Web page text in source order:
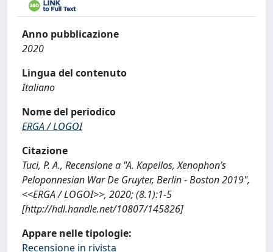
Anno pubblicazione
2020
Lingua del contenuto
Italiano
Nome del periodico
ERGA / LOGOI
Citazione
Tuci, P. A., Recensione a "A. Kapellos, Xenophon’s
Peloponnesian War De Gruyter, Berlin - Boston 2019",
<<ERGA / LOGOI>>, 2020; (8.1):1-5
[http://hdl.handle.net/10807/145826]
Appare nelle tipologie:
Recensione in rivista